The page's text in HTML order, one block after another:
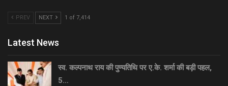
PREV NEXT 1 of 7,414
Latest News
स्व. कल्पनाथ राय की पुण्यतिथि पर ए.के. शर्मा की बड़ी पहल,
5…